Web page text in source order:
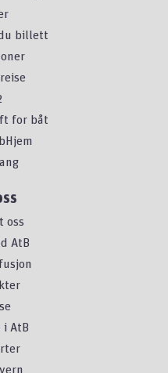
billett
for båt
oss
AtB
i AtB